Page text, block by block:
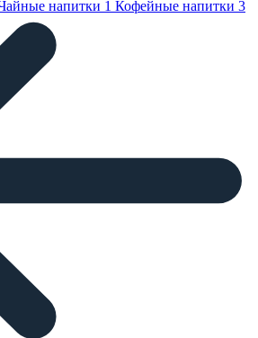
напитки 1 Кофейные напитки 3